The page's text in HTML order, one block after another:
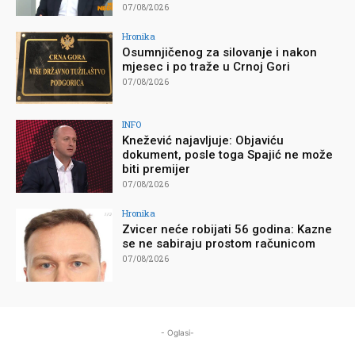
07/08/2026
Hronika
Osumnjičenog za silovanje i nakon
mjesec i po traže u Crnoj Gori
07/08/2026
INFO
Knežević najavljuje: Objaviću
dokument, posle toga Spajić ne može
biti premijer
07/08/2026
Hronika
Zvicer neće robijati 56 godina: Kazne
se ne sabiraju prostom računicom
07/08/2026
- Oglasi-